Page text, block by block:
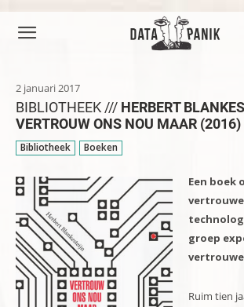
2 januari 2017
BIBLIOTHEEK /// HERBERT
VERTROUW ONS NOU MAAR (2016)
Bibliotheek Boeken
Een boek
groep
Ruim tien